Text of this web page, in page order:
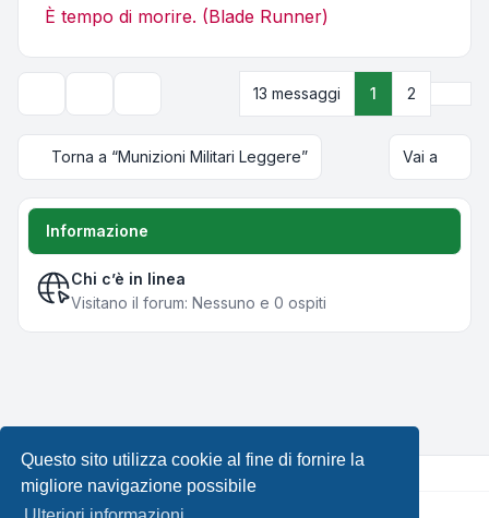
Questo sito utilizza cookie al fine di fornire la
migliore navigazione possibile
È tempo di morire. (Blade Runner)
Opzioni di visualizzazione e ordinamento
13 messaggi 1 2
Torna a “Munizioni Militari Leggere” Vai a
Informazione
Chi c’è in linea
Visitano il forum: Nessuno e 0 ospiti